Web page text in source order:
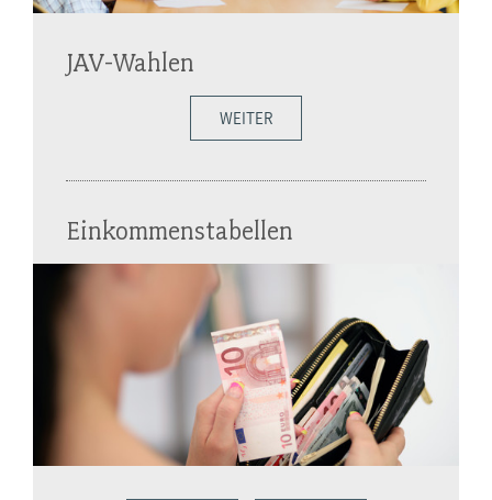
JAV-Wahlen
WEITER
Einkommenstabellen